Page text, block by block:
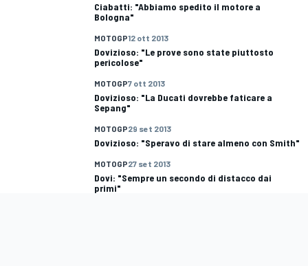
Ciabatti: "Abbiamo spedito il motore a
Bologna"
MOTOGP12 ott 2013
Dovizioso: "Le prove sono state piuttosto
pericolose"
MOTOGP7 ott 2013
Dovizioso: "La Ducati dovrebbe faticare a
Sepang"
MOTOGP29 set 2013
Dovizioso: "Speravo di stare almeno con Smith"
MOTOGP27 set 2013
Dovi: "Sempre un secondo di distacco dai
primi"